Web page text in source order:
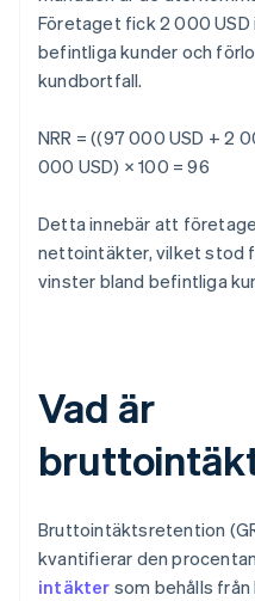
Företaget fick 2 000
befintliga kunder och
kundbortfall.
NRR = ((97 000 USD + 2
000 USD) × 100 = 96
Detta innebär att
nettointäkter, vilket stod
vinster bland befintliga
Vad är
Bruttointäktsretention
kvantifierar den
intäkter som behålls